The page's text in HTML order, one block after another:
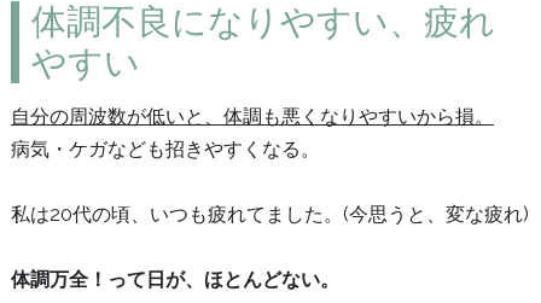
体調不良になりやすい、疲れ
やすい
自分の周波数が低いと、体調も悪くなりやすいから損。
病気・ケガなども招きやすくなる。
私は20代の頃、いつも疲れてました。(今思うと、変な疲れ)
体調万全！って日が、ほとんどない。